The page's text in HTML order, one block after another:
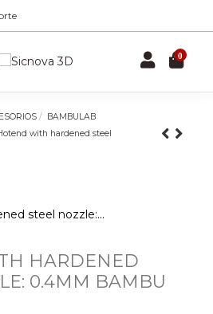
0
BAMBULAB
with hardened steel
HARDENED
0.4MM BAMBU